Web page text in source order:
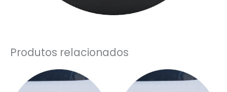
Produtos relacionados